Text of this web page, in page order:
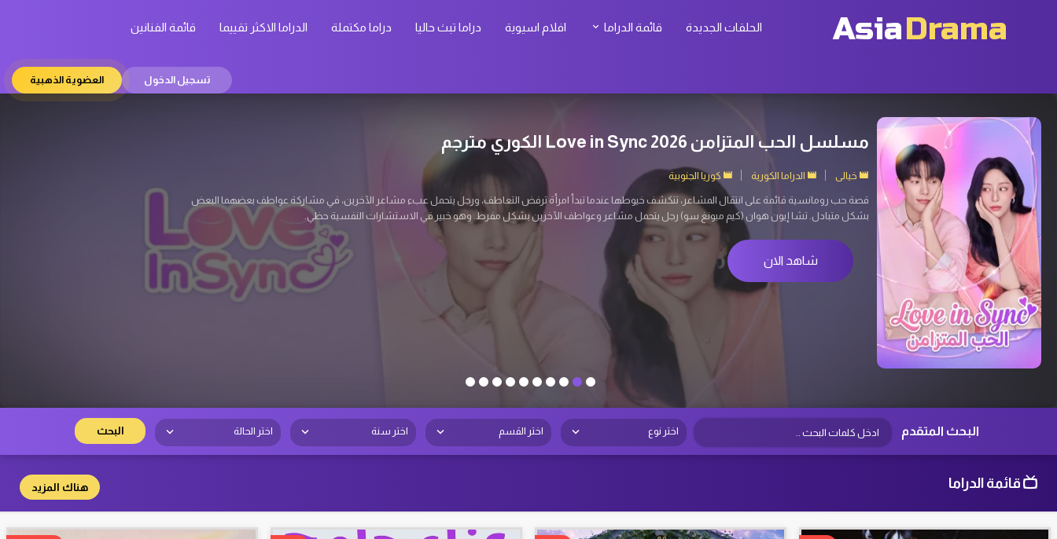
AsiaDrama الحلقات الجديدة قائمة الدراما افلام اسيوية دراما تبث حاليا دراما مكتملة الدراما الاكثر تقييما قائمة الفنانين
تسجيل الدخول العضوية الذهبية
Agent Kim Reactivated 2026 مسلسل عودة العميل كيم الكوري مترجم
إثارة الدراما الكورية كوريا الجنوبية
عندما تُختطَف ابنة شخص يبدو عاديًا، يستعين بمهاراته القديمة في العمليات السرية للعثور عليها، ليجد نفسه في مواجهة أخطار لم يكن يتوقعها. كيم دو هيون (سو جي
سوب) عميل استخبارات سري سابق، نفّذ عمليات خطيرة بين كوريا الشمالية والجنوبية. يعمل حالياً كموظف عادي في بنك.
شاهد الان
البحث المتقدم اختر نوع اختر القسم اختر سنة اختر الحالة البحث
هناك المزيد قائمة الدراما